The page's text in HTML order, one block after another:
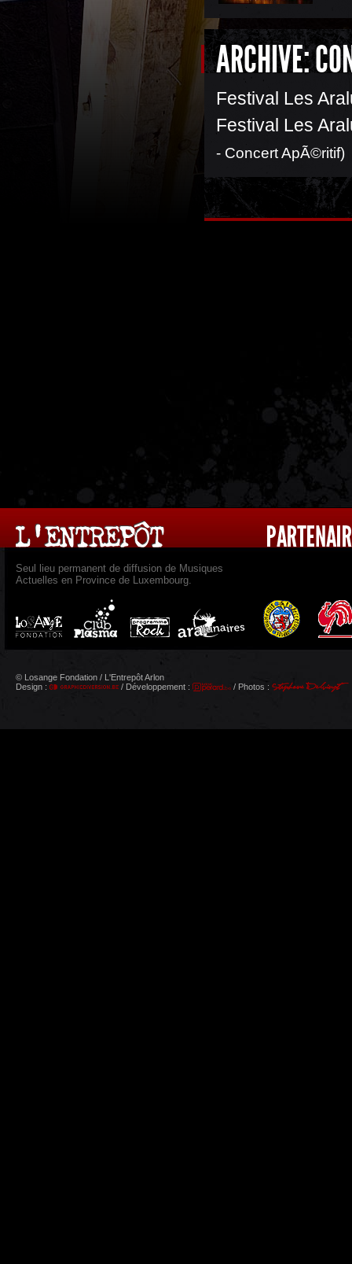
ARCHIVE:
Festival Les
Festival Les
- Concert ApÃ©ritif)
Seul lieu permanent de diffusion de Musiques
Actuelles en Province de Luxembourg.
© Losange Fondation / L'Entrepôt Arlon
Design :
/ Développement : / Photos :